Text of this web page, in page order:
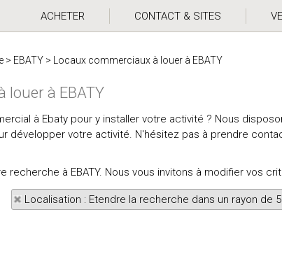
ACHETER CONTACT & SITES
> EBATY > Locaux commerciaux à louer à EBATY
louer à EBATY
à Ebaty pour y installer votre activité ? Nous
développer votre activité. N'hésitez pas à prendre
recherche à EBATY. Nous vous invitons à modifier vos
Localisation : Etendre la recherche dans un rayon de